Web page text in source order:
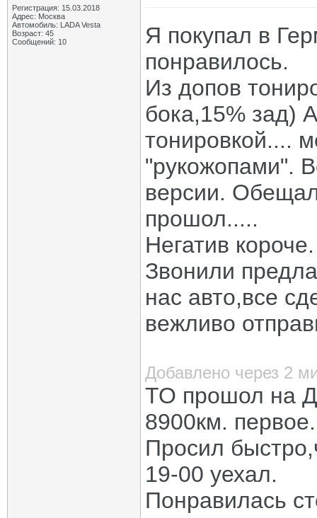
Регистрация: 15.03.2018
Адрес: Москва
Автомобиль: LADA Vesta
Возраст: 45
Сообщений: 10
Я покупал в
понравилось.
Из допов
бока,15% зад)
тонировкой....
"рукожопами".
версии.
прошол.....
Негатив короче.
Звонили
нас авто,все
вежливо
Добавлено через 2
ТО прошол на
8900км. первое.
Просил
19-00 уехал.
Понравилась